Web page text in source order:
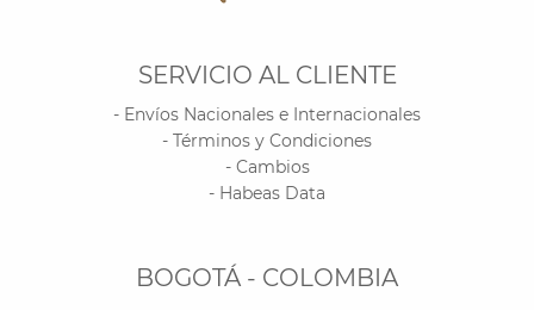
SERVICIO AL CLIENTE
- Envíos Nacionales e Internacionales
- Términos y Condiciones
- Cambios
- Habeas Data
BOGOTÁ - COLOMBIA